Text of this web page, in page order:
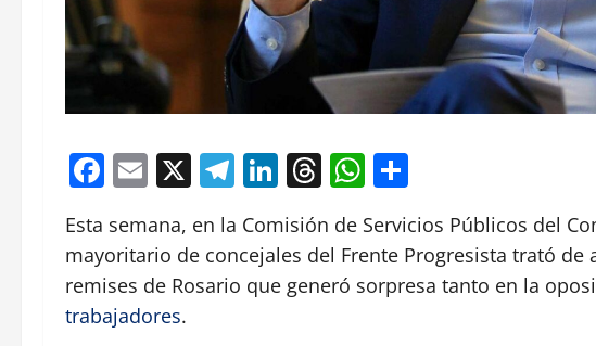
Facebook
Email
X Telegram
LinkedIn
Threads
WhatsApp
Esta semana, en la Comisión de Servicios Públicos del
mayoritario de concejales del Frente Progresista trató
remises de Rosario que generó sorpresa tanto en la
trabajadores.